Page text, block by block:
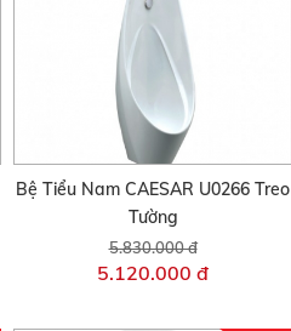
Bệ Tiểu Nam CAESAR U0266 Treo
Tường
5.830.000 đ
5.120.000 đ